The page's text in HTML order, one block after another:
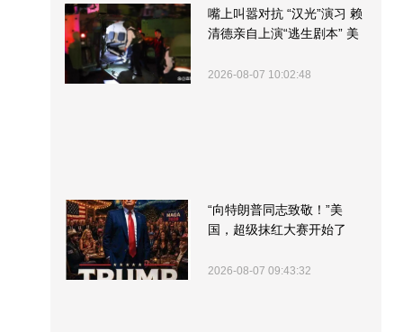
嘴上叫嚣对抗 “汉光”演习 赖
清德亲自上演“逃生剧本” 美
2026-08-07 10:02:48
“向特朗普同志致敬！”美
国，超级抹红大赛开始了
2026-08-07 09:43:32